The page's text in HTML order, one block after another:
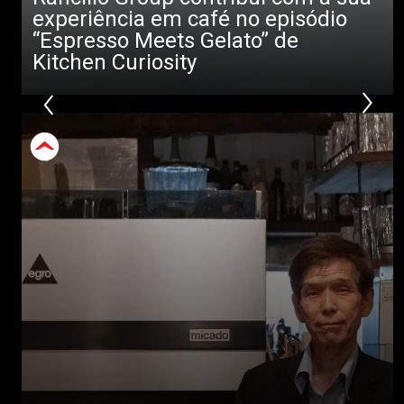
experiência em café no episódio
“Espresso Meets Gelato” de
Kitchen Curiosity